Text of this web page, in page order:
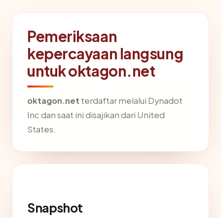
Pemeriksaan
kepercayaan langsung
untuk oktagon.net
oktagon.net terdaftar melalui Dynadot
Inc dan saat ini disajikan dari United
States.
Snapshot